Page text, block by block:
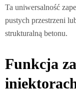
Ta uniwersalność
pustych przestrzeni
strukturalną betonu.
Funkcja